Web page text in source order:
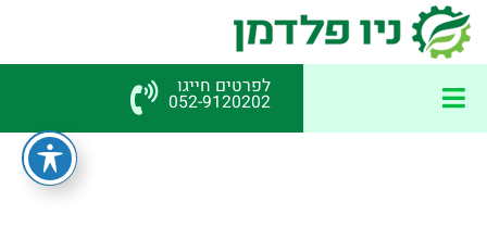
לפרטים חייגו
052-9120202
AUTHOR ARCHIVES